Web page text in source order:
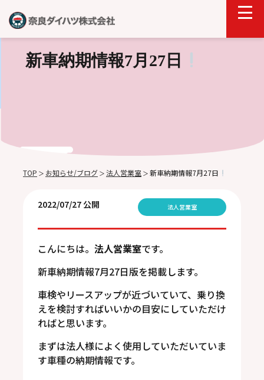
新車納期情報7月27日
TOP ＞ お知らせ/ブログ ＞ 法人営業室 ＞ 新車納期情報7月27日
2022/07/27 公開 法人営業室
こんにちは。 法人営業室です。
新車納期情報7月27日版を掲載します。
車検やリースアップが近づいていて、乗り換
えを検討すればいいかの目安にしていただけ
ればと思います。
まずは法人様によく使用していただいていま
す車種の納期情報です。